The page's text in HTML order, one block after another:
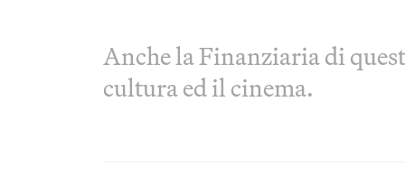
Anche la Finanziaria di
cultura ed il cinema.